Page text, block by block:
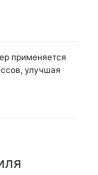
применяется
улучшая